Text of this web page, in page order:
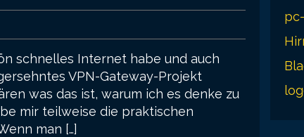
schnelles Internet habe und auch
VPN-Gateway-Projekt
was das ist, warum ich es denke zu
mir teilweise die praktischen
man […]